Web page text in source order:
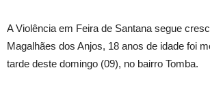
A Violência em Feira de Santana segue
Magalhães dos Anjos, 18 anos de idade foi
tarde deste domingo (09), no bairro Tomba.